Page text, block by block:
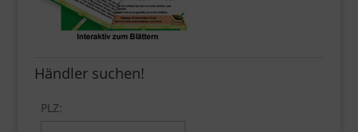
Händler suchen!
PLZ: